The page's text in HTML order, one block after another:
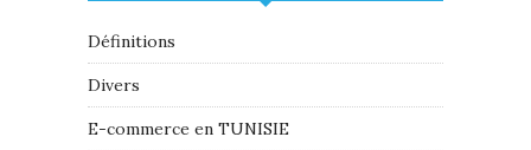
Définitions
Divers
E-commerce en TUNISIE